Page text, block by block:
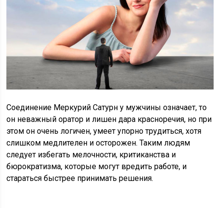
Соединение Меркурий Сатурн у мужчины означает, то
он неважный оратор и лишен дара красноречия, но при
этом он очень логичен, умеет упорно трудиться, хотя
слишком медлителен и осторожен. Таким людям
следует избегать мелочности, критиканства и
бюрократизма, которые могут вредить работе, и
стараться быстрее принимать решения.